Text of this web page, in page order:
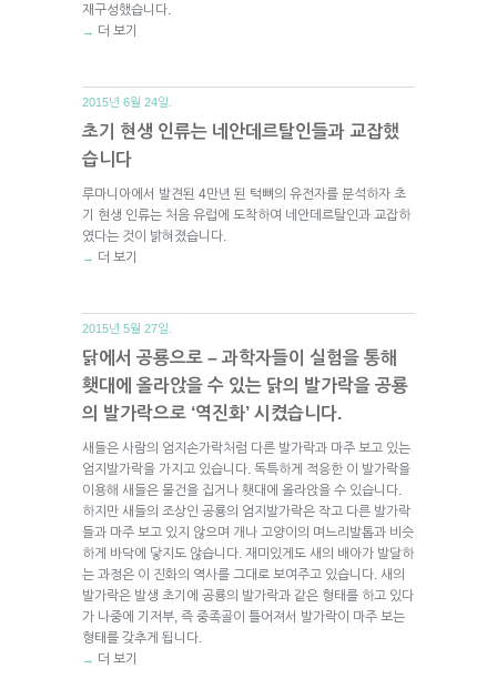
재구성했습니다.
→ 더 보기
2015년 6월 24일.
초기 현생 인류는 네안데르탈인들과 교잡했
습니다
루마니아에서 발견된 4만년 된 턱뼈의 유전자를 분석하자 초
기 현생 인류는 처음 유럽에 도착하여 네안데르탈인과 교잡하
였다는 것이 밝혀졌습니다.
→ 더 보기
2015년 5월 27일.
닭에서 공룡으로 – 과학자들이 실험을 통해
횃대에 올라앉을 수 있는 닭의 발가락을 공룡
의 발가락으로 ‘역진화’ 시켰습니다.
새들은 사람의 엄지손가락처럼 다른 발가락과 마주 보고 있는
엄지발가락을 가지고 있습니다. 독특하게 적응한 이 발가락을
이용해 새들은 물건을 집거나 횃대에 올라앉을 수 있습니다.
하지만 새들의 조상인 공룡의 엄지발가락은 작고 다른 발가락
들과 마주 보고 있지 않으며 개나 고양이의 며느리발톱과 비슷
하게 바닥에 닿지도 않습니다. 재미있게도 새의 배아가 발달하
는 과정은 이 진화의 역사를 그대로 보여주고 있습니다. 새의
발가락은 발생 초기에 공룡의 발가락과 같은 형태를 하고 있다
가 나중에 기저부, 즉 중족골이 틀어져서 발가락이 마주 보는
형태를 갖추게 됩니다.
→ 더 보기